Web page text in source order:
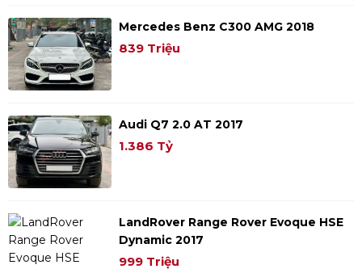
Mercedes Benz C300 AMG 2018
839 Triệu
Audi Q7 2.0 AT 2017
1.386 Tỷ
LandRover Range Rover Evoque HSE
Dynamic 2017
999 Triệu